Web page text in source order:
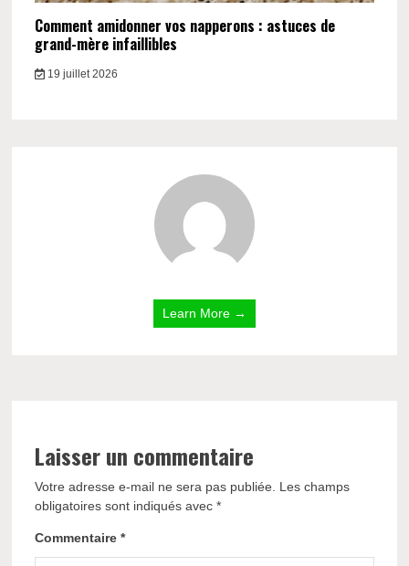
Comment amidonner vos napperons : astuces de
grand-mère infaillibles
19 juillet 2026
Learn More →
Laisser un commentaire
Votre adresse e-mail ne sera pas publiée. Les champs
obligatoires sont indiqués avec*
Commentaire*